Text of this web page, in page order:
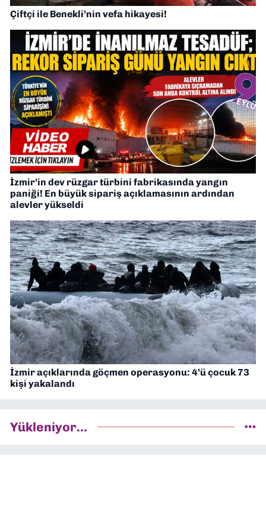
Çiftçi ile Benekli’nin vefa hikayesi!
İzmir’in dev rüzgar türbini fabrikasında yangın
paniği! En büyük sipariş açıklamasının ardından
alevler yükseldi
İzmir açıklarında göçmen operasyonu: 4’ü çocuk 73
kişi yakalandı
Yükleniyor...